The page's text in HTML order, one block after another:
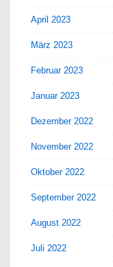
April 2023
März 2023
Februar 2023
Januar 2023
Dezember 2022
November 2022
Oktober 2022
September 2022
August 2022
Juli 2022